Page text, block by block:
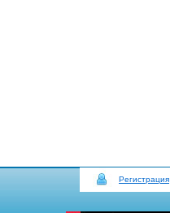
Регистрация